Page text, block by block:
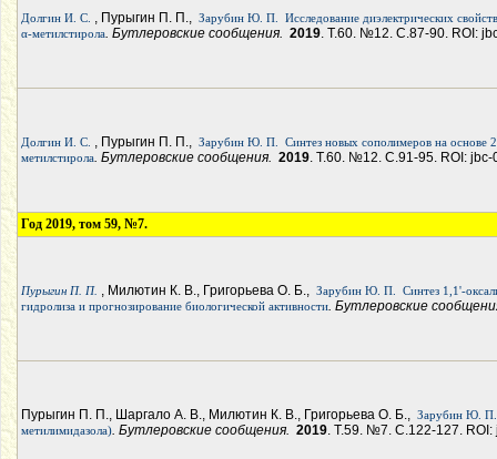
Долгин И. С. , Пурыгин П. П., Зарубин Ю. П.
Исследование диэлектрических
α-метилстирола. Бутлеровские сообщения. 2019. Т.60. №12. С.87-90. ROI:
Долгин И. С. , Пурыгин П. П., Зарубин Ю. П.
Синтез новых сополимеров на основе
метилстирола. Бутлеровские сообщения. 2019. Т.60. №12. С.91-95. ROI: jbc-
Год 2019, том 59, №7.
Пурыгин П. П. , Милютин К. В., Григорьева О. Б., Зарубин Ю. П.
Синтез 1,1'-
гидролиза и прогнозирование биологической активности. Бутлеровские
Пурыгин П. П., Шаргало А. В., Милютин К. В., Григорьева О. Б., Зарубин Ю. П.
метилимидазола). Бутлеровские сообщения. 2019. Т.59. №7. С.122-127. ROI: